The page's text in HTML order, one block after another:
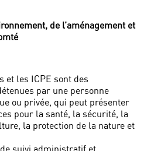
de l’aménagement et
et les ICPE sont des
par une personne
ou privée, qui peut présenter
pour la santé, la sécurité, la
la protection de la nature et